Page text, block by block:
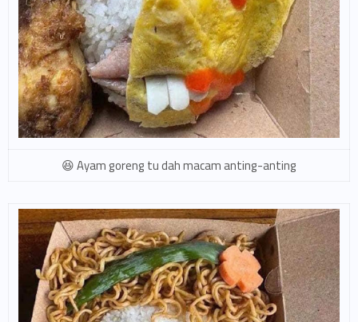
Ayam goreng tu dah macam anting-anting 😆